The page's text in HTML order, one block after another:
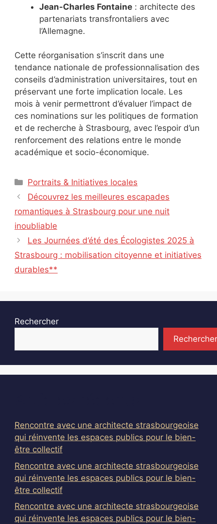
Jean-Charles Fontaine : architecte des
partenariats transfrontaliers avec
l’Allemagne.
Cette réorganisation s’inscrit dans une
tendance nationale de professionnalisation des
conseils d’administration universitaires, tout en
préservant une forte implication locale. Les
mois à venir permettront d’évaluer l’impact de
ces nominations sur les politiques de formation
et de recherche à Strasbourg, avec l’espoir d’un
renforcement des relations entre le monde
académique et socio-économique.
Catégories
Portraits & Initiatives locales
Découvrez les meilleures escapades
romantiques à Strasbourg pour une nuit
inoubliable
Les Journées d’été des Écologistes 2025 à
Strasbourg : mobilisation citoyenne et initiatives
durables**
Rechercher
Rechercher
Rencontre avec une architecte strasbourgeoise
qui réinvente les espaces publics pour le bien-
être collectif
Rencontre avec une architecte strasbourgeoise
qui réinvente les espaces publics pour le bien-
être collectif
Rencontre avec une architecte strasbourgeoise
qui réinvente les espaces publics pour le bien-